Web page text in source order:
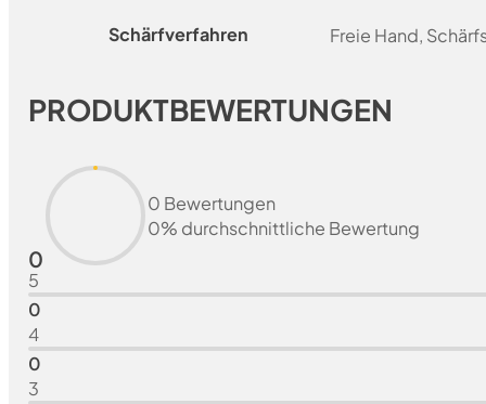
Schärfverfahren Freie Hand,
PRODUKTBEWERTUNGEN
0
0 Bewertungen
0% durchschnittliche Bewertung
5
0
4
0
3